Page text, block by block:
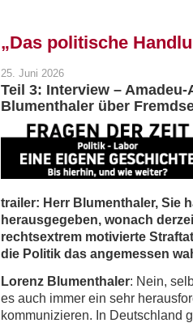
„Das politische
25. Juni 2026
Teil 3: Interview –
Blumenthaler über
trailer: Herr Blumenthaler, Sie
herausgegeben, wonach
rechtsextrem motivierte
die Politik das angemessen
Lorenz Blumenthaler: Nein,
es auch immer ein sehr
kommunizieren. In Deutschland